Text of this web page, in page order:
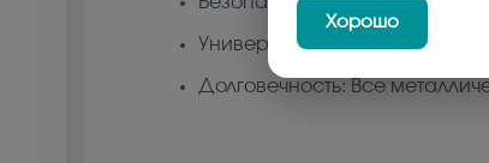
Универсальность
Долговечность: Все
Хорошо